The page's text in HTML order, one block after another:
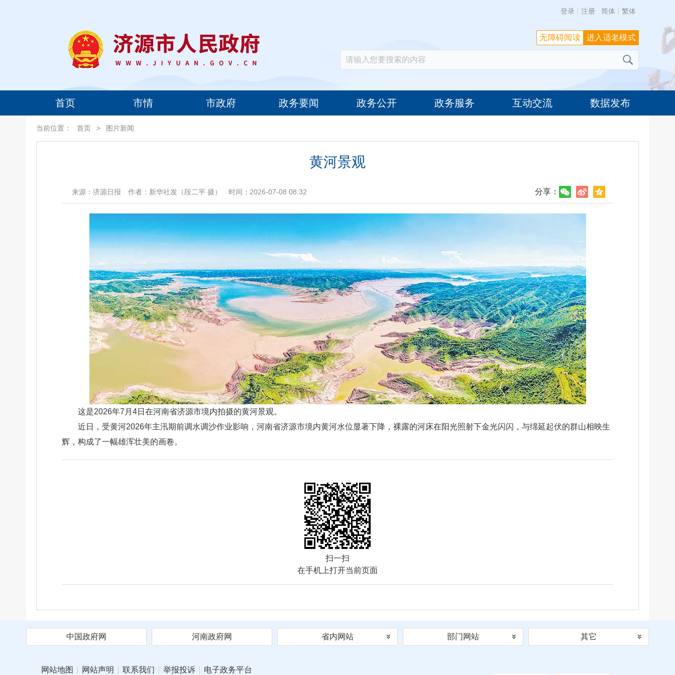
登录 注册 简体 繁体
首页 市情 市政府 政务要闻 政务公开 政务服务 互动交流 数据发布
进入适老模式
无障碍阅读
当前位置： 首页 > 图片新闻
黄河景观
来源：济源日报 作者：新华社发（段二平 摄） 时间：2026-07-08 08:32 分享：
这是2026年7月4日在河南省济源市境内拍摄的黄河景观。
近日，受黄河2026年主汛期前调水调沙作业影响，河南省济源市境内黄河水位显著下降，裸露的河床在阳光照射下金光闪闪，与绵延起伏的群山相映生
辉，构成了一幅雄浑壮美的画卷。
扫一扫
在手机上打开当前页面
中国政府网 河南政府网 省内网站 部门网站 其它
网站地图 网站声明 联系我们 举报投诉 电子政务平台